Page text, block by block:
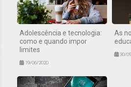
Adolescência e tecnologia:
como e quando impor
limites
19/06/2020
As
30/